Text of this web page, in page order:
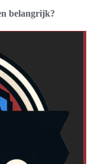
belangrijk?